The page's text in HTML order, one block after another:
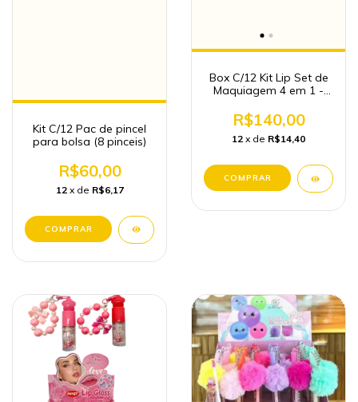
Kit C/12 Pac de pincel
para bolsa (8 pinceis)
R$60,00
12 x de R$6,17
Box C/12 Kit Lip Set de
Maquiagem 4 em 1 -
R$140,00
12 x de R$14,40